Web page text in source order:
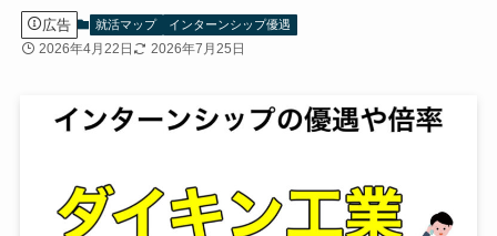
広告 就活マップ インターンシップ優遇
2026年4月22日 2026年7月25日